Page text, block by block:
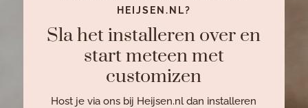
HEIJSEN.NL?
Sla het installeren over en
start meteen met
customizen
Host je via ons bij Heijsen.nl dan installeren